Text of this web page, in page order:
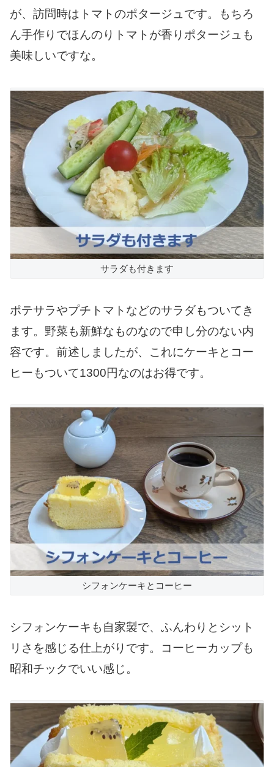
が、訪問時はトマトのポタージュです。もちろ
ん手作りでほんのりトマトが香りポタージュも
美味しいですな。
サラダも付きます
ポテサラやプチトマトなどのサラダもついてき
ます。野菜も新鮮なものなので申し分のない内
容です。前述しましたが、これにケーキとコー
ヒーもついて1300円なのはお得です。
シフォンケーキとコーヒー
シフォンケーキも自家製で、ふんわりとシット
リさを感じる仕上がりです。コーヒーカップも
昭和チックでいい感じ。